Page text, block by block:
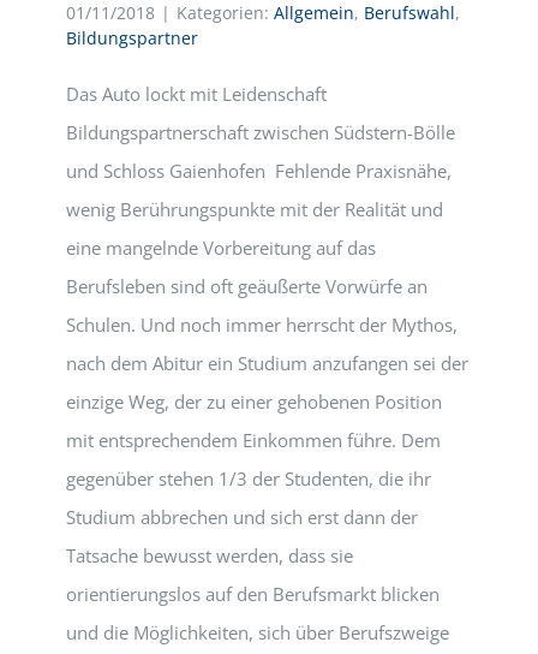
01/11/2018 | Kategorien: Allgemein, Berufswahl,
Bildungspartner
Das Auto lockt mit Leidenschaft
Bildungspartnerschaft zwischen Südstern-Bölle
und Schloss Gaienhofen Fehlende Praxisnähe,
wenig Berührungspunkte mit der Realität und
eine mangelnde Vorbereitung auf das
Berufsleben sind oft geäußerte Vorwürfe an
Schulen. Und noch immer herrscht der Mythos,
nach dem Abitur ein Studium anzufangen sei der
einzige Weg, der zu einer gehobenen Position
mit entsprechendem Einkommen führe. Dem
gegenüber stehen 1/3 der Studenten, die ihr
Studium abbrechen und sich erst dann der
Tatsache bewusst werden, dass sie
orientierungslos auf den Berufsmarkt blicken
und die Möglichkeiten, sich über Berufszweige